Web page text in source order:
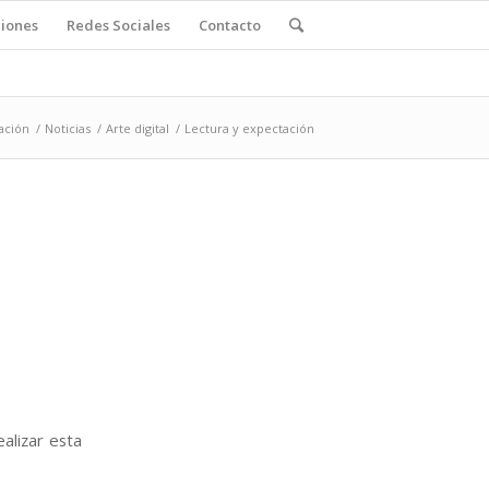
Redes Sociales Contacto
/ Noticias / Arte digital / Lectura y expectación
esta